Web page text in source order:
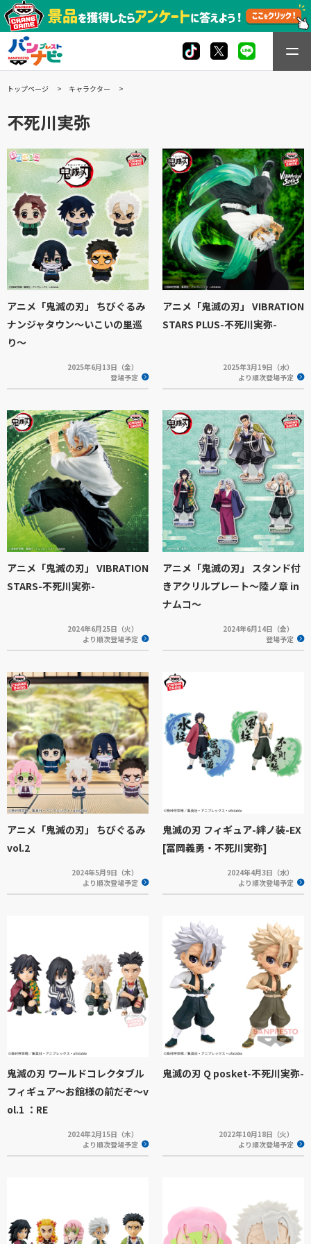
トップページ キャラクター
不死川実弥
アニメ「鬼滅の刃」 ちびぐるみ
ナンジャタウン～いこいの里巡
り～
2025年6月13日（金）
登場予定
アニメ「鬼滅の刃」 VIBRATION
STARS PLUS-不死川実弥-
2025年3月19日（水）
より順次登場予定
アニメ「鬼滅の刃」 VIBRATION
STARS-不死川実弥-
2024年6月25日（火）
より順次登場予定
アニメ「鬼滅の刃」 スタンド付
きアクリルプレート～陸ノ章 in
ナムコ～
2024年6月14日（金）
登場予定
アニメ「鬼滅の刃」 ちびぐるみ
vol.2
2024年5月9日（木）
より順次登場予定
鬼滅の刃 フィギュア-絆ノ装-EX
[冨岡義勇・不死川実弥]
2024年4月3日（水）
より順次登場予定
鬼滅の刃 ワールドコレクタブル
フィギュア～お館様の前だぞ～v
ol.1 ：RE
2024年2月15日（木）
より順次登場予定
鬼滅の刃 Q posket-不死川実弥-
2022年10月18日（火）
より順次登場予定